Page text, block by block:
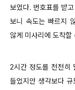
보였다. 번호표를 받
보니 속도는 빠르지
않게 미사리에 도착할
2시간 정도를 천천히
들었지만 생각보다